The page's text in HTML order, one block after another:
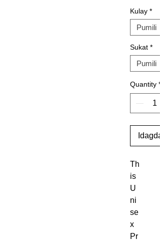
Kulay *
Sukat *
Quantity *
Th
is
U
ni
se
x
Pr